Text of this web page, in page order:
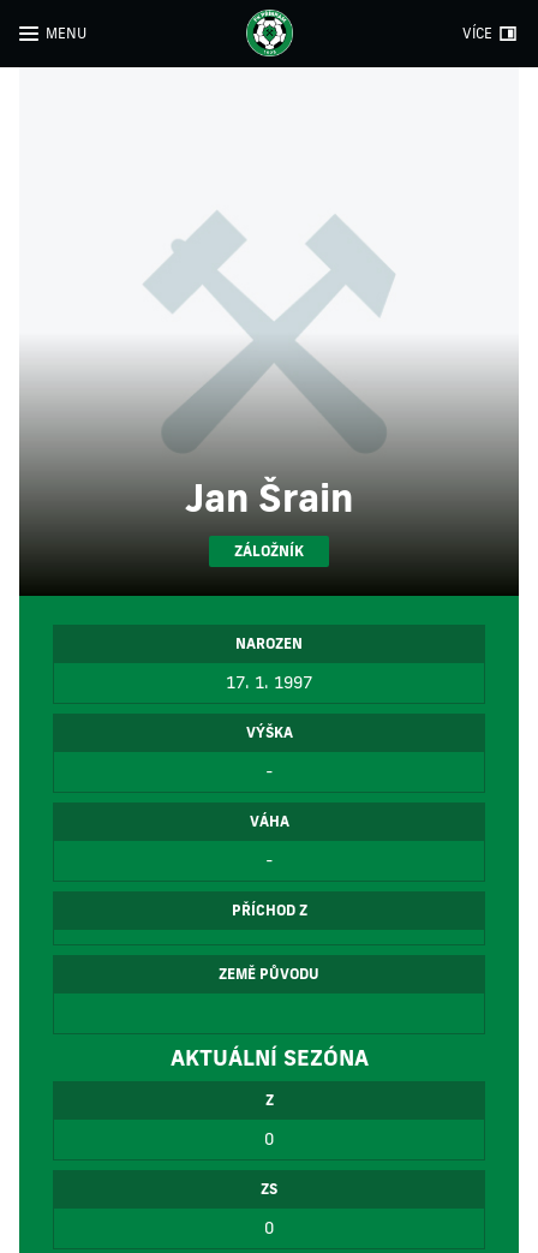
MENU VÍCE
Jan Šrain
ZÁLOŽNÍK
NAROZEN
17. 1. 1997
VÝŠKA
-
VÁHA
-
PŘÍCHOD Z
ZEMĚ PŮVODU
AKTUÁLNÍ SEZÓNA
Z
0
ZS
0